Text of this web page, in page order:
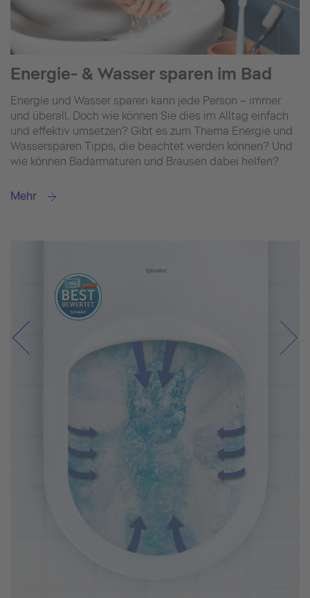
Energie- & Wasser sparen im Bad
Energie und Wasser sparen kann jede Person – immer
und überall. Doch wie können Sie dies im Alltag einfach
und effektiv umsetzen? Gibt es zum Thema Energie und
Wassersparen Tipps, die beachtet werden können? Und
wie können Badarmaturen und Brausen dabei helfen?
Mehr